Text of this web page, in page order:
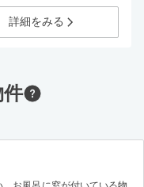
詳細をみる